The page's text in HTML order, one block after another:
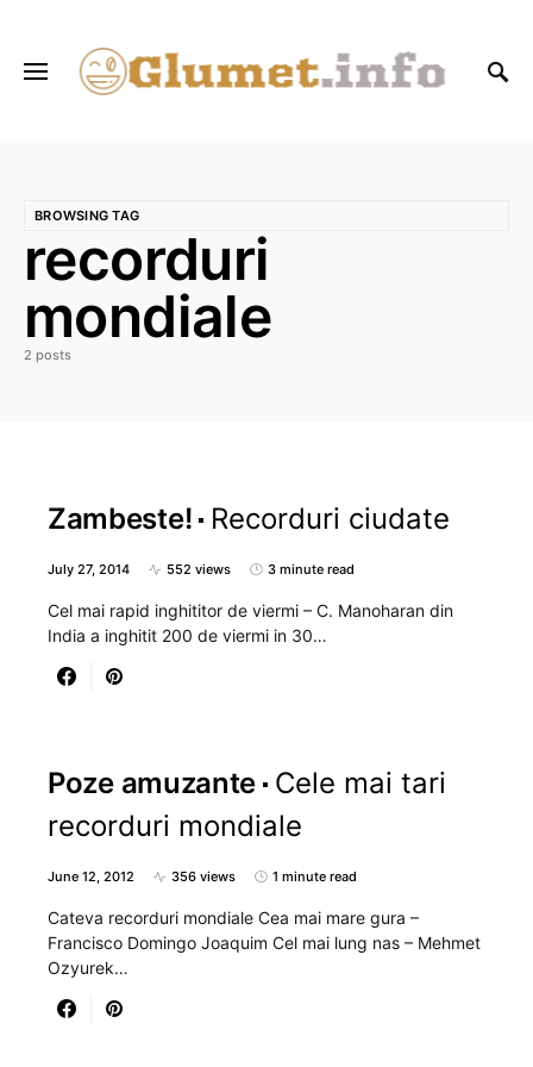
BROWSING TAG
recorduri
mondiale
2 posts
Zambeste! Recorduri ciudate
July 27, 2014 552 views 3 minute read
Cel mai rapid inghititor de viermi – C. Manoharan din
India a inghitit 200 de viermi in 30…
Poze amuzante Cele mai tari
recorduri mondiale
June 12, 2012 356 views 1 minute read
Cateva recorduri mondiale Cea mai mare gura –
Francisco Domingo Joaquim Cel mai lung nas – Mehmet
Ozyurek…